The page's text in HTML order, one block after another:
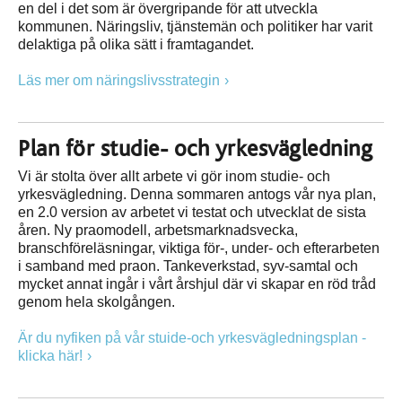
en del i det som är övergripande för att utveckla
kommunen. Näringsliv, tjänstemän och politiker har varit
delaktiga på olika sätt i framtagandet.
Läs mer om näringslivsstrategin
Plan för studie- och yrkesvägledning
Vi är stolta över allt arbete vi gör inom studie- och
yrkesvägledning. Denna sommaren antogs vår nya plan,
en 2.0 version av arbetet vi testat och utvecklat de sista
åren. Ny praomodell, arbetsmarknadsvecka,
branschföreläsningar, viktiga för-, under- och efterarbeten
i samband med praon. Tankeverkstad, syv-samtal och
mycket annat ingår i vårt årshjul där vi skapar en röd tråd
genom hela skolgången.
Är du nyfiken på vår stuide-och yrkesvägledningsplan -
klicka här!